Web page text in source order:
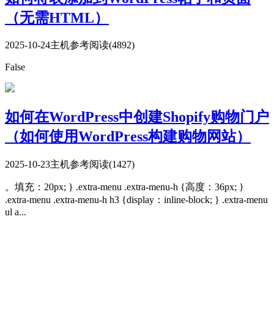
（无需HTML）
2025-10-24主机参考阅读(4892)
False
如何在WordPress中创建Shopify购物门户
（如何使用WordPress构建购物网站）
2025-10-23主机参考阅读(1427)
。填充：20px; } .extra-menu .extra-menu-h {高度：36px; }
.extra-menu .extra-menu-h h3 {display：inline-block; } .extra-menu
ul a...